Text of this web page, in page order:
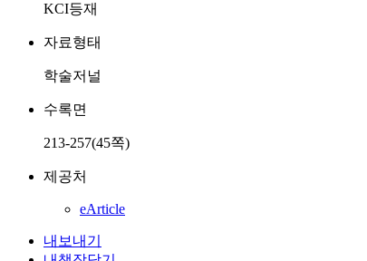
KCI등재
자료형태
학술저널
수록면
213-257(45쪽)
제공처
eArticle
내보내기